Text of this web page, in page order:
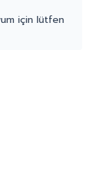
için lütfen